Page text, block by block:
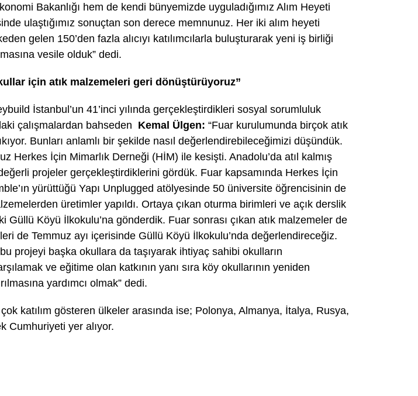
Bakanlığı hem de kendi bünyemizde uyguladığımız Alım Heyeti
ulaştığımız sonuçtan son derece memnunuz. Her iki alım heyeti
gelen 150’den fazla alıcıyı katılımcılarla buluşturarak yeni iş birliği
vesile olduk” dedi.
için atık malzemeleri geri dönüştürüyoruz”
İstanbul’un 41’inci yılında gerçekleştirdikleri sosyal sorumluluk
çalışmalardan bahseden Kemal Ülgen: “Fuar kurulumunda birçok atık
Bunları anlamlı bir şekilde nasıl değerlendirebileceğimizi düşündük.
Herkes İçin Mimarlık Derneği (HİM) ile kesişti. Anadolu’da atıl kalmış
projeler gerçekleştirdiklerini gördük. Fuar kapsamında Herkes İçin
yürüttüğü Yapı Unplugged atölyesinde 50 üniversite öğrencisinin de
üretimler yapıldı. Ortaya çıkan oturma birimleri ve açık derslik
Güllü Köyü İlkokulu’na gönderdik. Fuar sonrası çıkan atık malzemeler de
de Temmuz ayı içerisinde Güllü Köyü İlkokulu’nda değerlendireceğiz.
projeyi başka okullara da taşıyarak ihtiyaç sahibi okulların
ve eğitime olan katkının yanı sıra köy okullarının yeniden
yardımcı olmak” dedi.
katılım gösteren ülkeler arasında ise; Polonya, Almanya, İtalya, Rusya,
Cumhuriyeti yer alıyor.